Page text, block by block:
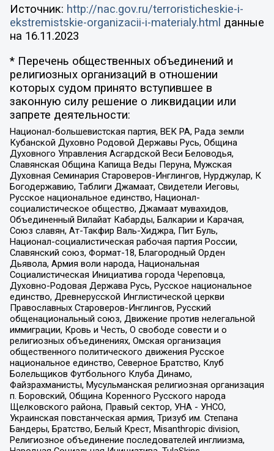
Источник: http://nac.gov.ru/terroristicheskie-i-
ekstremistskie-organizacii-i-materialy.html данные
на 16.11.2023
* Перечень общественных объединений и
религиозных организаций в отношении
которых судом принято вступившее в
законную силу решение о ликвидации или
запрете деятельности:
Национал-большевистская партия, ВЕК РА, Рада земли
Кубанской Духовно Родовой Державы Русь, Община
Духовного Управления Асгардской Веси Беловодья,
Славянская Община Капища Веды Перуна, Мужская
Духовная Семинария Староверов-Инглингов, Нурджулар, К
Богодержавию, Таблиги Джамаат, Свидетели Иеговы,
Русское национальное единство, Национал-
социалистическое общество, Джамаат мувахидов,
Объединенный Вилайат Кабарды, Балкарии и Карачая,
Союз славян, Ат-Такфир Валь-Хиджра, Пит Буль,
Национал-социалистическая рабочая партия России,
Славянский союз, Формат-18, Благородный Орден
Дьявола, Армия воли народа, Национальная
Социалистическая Инициатива города Череповца,
Духовно-Родовая Держава Русь, Русское национальное
единство, Древнерусской Инглистической церкви
Православных Староверов-Инглингов, Русский
общенациональный союз, Движение против нелегальной
иммиграции, Кровь и Честь, О свободе совести и о
религиозных объединениях, Омская организация
общественного политического движения Русское
национальное единство, Северное Братство, Клуб
Болельщиков Футбольного Клуба Динамо,
Файзрахманисты, Мусульманская религиозная организация
п. Боровский, Община Коренного Русского народа
Щелковского района, Правый сектор, УНА - УНСО,
Украинская повстанческая армия, Тризуб им. Степана
Бандеры, Братство, Белый Крест, Misanthropic division,
Религиозное объединение последователей инглиизма,